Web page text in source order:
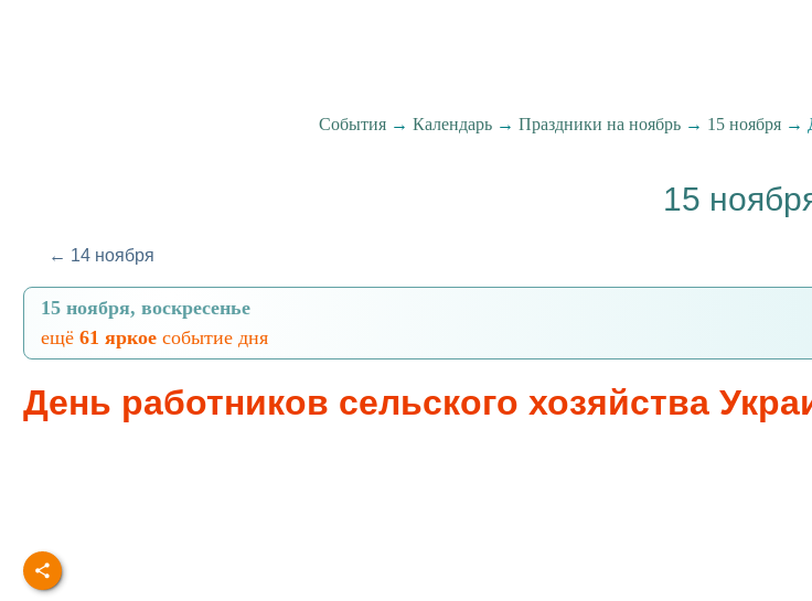
События → Календарь → Праздники на ноябрь → 15 ноября →
15
← 14 ноября
15 ноября, воскресенье
ещё 61 яркое событие дня
День работников сельского хозяйства